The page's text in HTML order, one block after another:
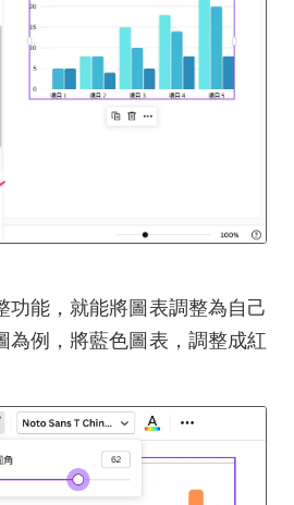
功能，就能將圖表調整為自己
為例，將藍色圖表，調整成紅